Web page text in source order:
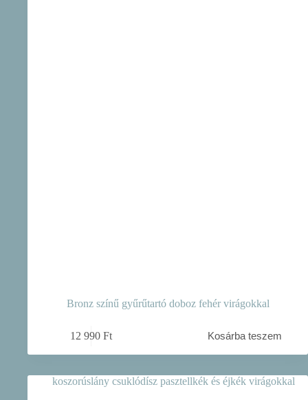
Bronz színű gyűrűtartó doboz fehér virágokkal
12 990 Ft Kosárba teszem